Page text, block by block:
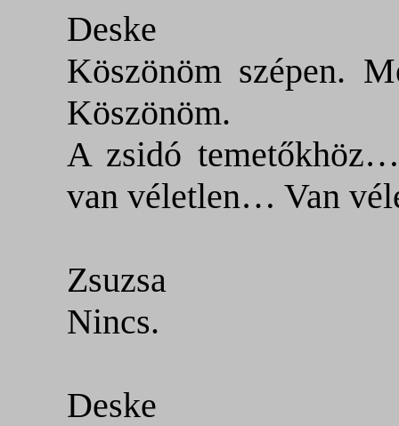
Deske
Köszönöm szépen.
Köszönöm.
A zsidó
van véletlen… Van
Zsuzsa
Nincs.
Deske